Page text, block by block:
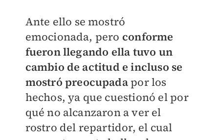
Ante ello se mostró
emocionada, pero conforme
fueron llegando ella tuvo un
cambio de actitud e incluso se
mostró preocupadapor los
hechos, ya que cuestionó el por
qué no alcanzaron a ver el
rostro del repartidor, el cual